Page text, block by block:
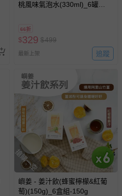
桃風味氣泡水(330ml)_6罐
66折
$329 $499
最新上架 追蹤
搶購一空
嶼姜 - 姜汁飲(蜂蜜檸檬&紅葡
萄)(150g)_6盒組-150g